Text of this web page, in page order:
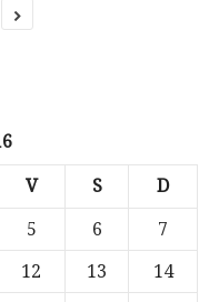
V S D
5 6
7
12 13
14